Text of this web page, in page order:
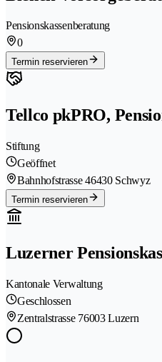
Pensionskassenberatung
0
Termin reservieren
Tellco pkPRO,
Stiftung
Geöffnet
Bahnhofstrasse 46430 Schwyz
Termin reservieren
Luzerner
Kantonale Verwaltung
Geschlossen
Zentralstrasse 76003 Luzern